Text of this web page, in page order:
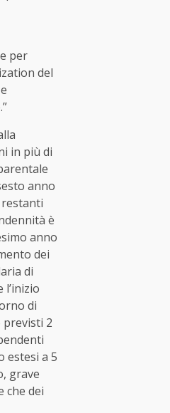
per
del
in più di
anno
restanti
è
anno
dei
di
di
previsti 2
estesi a 5
grave
che dei